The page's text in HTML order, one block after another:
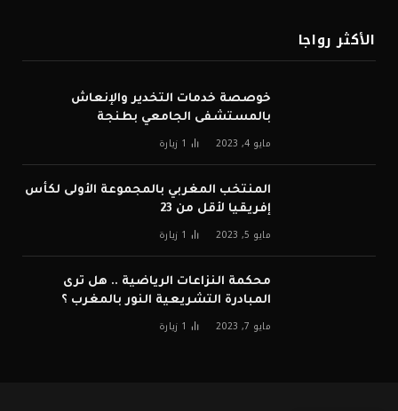
الأكثر رواجا
خوصصة خدمات التخدير والإنعاش
بالمستشفى الجامعي بطنجة
مايو 4, 2023 1 زيارة
المنتخب المغربي بالمجموعة الأولى لكأس
إفريقيا لأقل من 23
مايو 5, 2023 1 زيارة
محكمة النزاعات الرياضية .. هل ترى
المبادرة التشريعية النور بالمغرب ؟
مايو 7, 2023 1 زيارة